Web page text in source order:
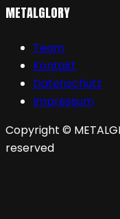
METALGLORY
Team
Kontakt
Datenschutz
Impressum
Copyright ©
reserved